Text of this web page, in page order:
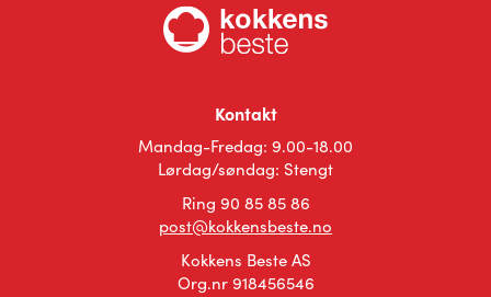
Alternativene
kan
velges
produktsiden
Kontakt
Mandag-Fredag: 9.00-18.00
Lørdag/søndag: Stengt
Ring 90 85 85 86
post@kokkensbeste.no
Kokkens Beste AS
Org.nr 918456546